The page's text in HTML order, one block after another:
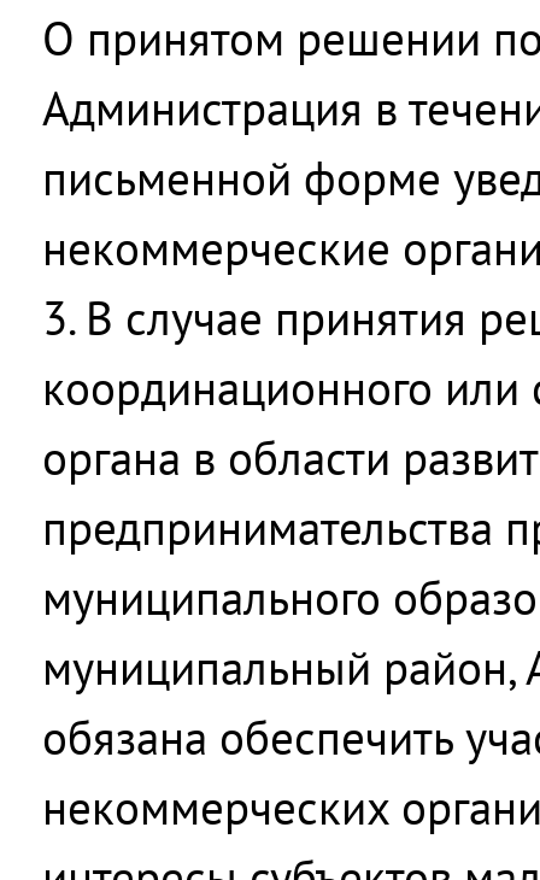
О принятом решении
Администрация в
письменной форме
некоммерческие
3. В случае принятия
координационного или
органа в области
предпринимательства
муниципального
муниципальный район,
обязана обеспечить
некоммерческих